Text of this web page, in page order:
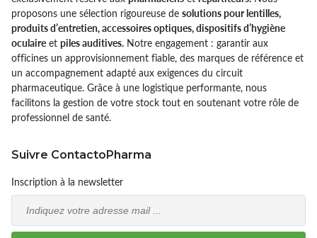
proposons une sélection rigoureuse de solutions pour lentilles,
produits d’entretien, accessoires optiques, dispositifs d’hygiène
oculaire et piles auditives. Notre engagement : garantir aux
officines un approvisionnement fiable, des marques de référence et
un accompagnement adapté aux exigences du circuit
pharmaceutique. Grâce à une logistique performante, nous
facilitons la gestion de votre stock tout en soutenant votre rôle de
professionnel de santé.
Suivre ContactoPharma
Inscription à la newsletter
Email